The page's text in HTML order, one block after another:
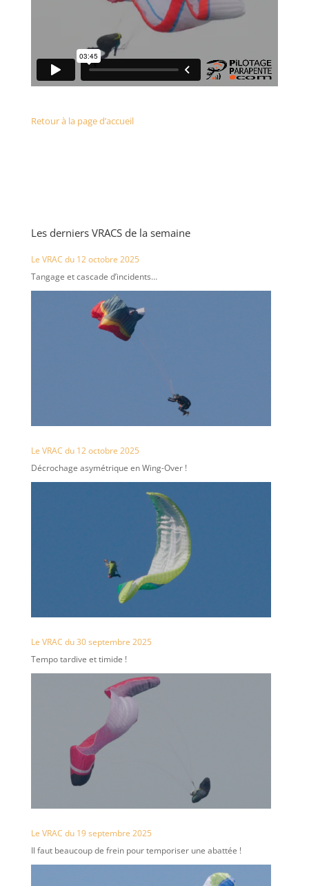
Retour à la page d’accueil
Les derniers VRACS de la semaine
Le VRAC du 12 octobre 2025
Tangage et cascade d’incidents…
Le VRAC du 12 octobre 2025
Décrochage asymétrique en Wing-Over !
Le VRAC du 30 septembre 2025
Tempo tardive et timide !
Le VRAC du 19 septembre 2025
Il faut beaucoup de frein pour temporiser une abattée !